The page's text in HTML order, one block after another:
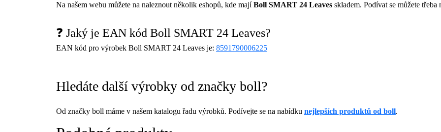
Na našem webu můžete na naleznout několik eshopů, kde majíBoll SMART 24 Leaves skladem. Podívat se můžete třeba
❓ Jaký je EAN kód Boll SMART 24 Leaves?
EAN kód pro výrobek Boll SMART 24 Leaves je: 8591790006225
Hledáte další výrobky od značky boll?
Od značky boll máme v našem katalogu řadu výrobků. Podívejte se na nabídku nejlepších produktů od boll.